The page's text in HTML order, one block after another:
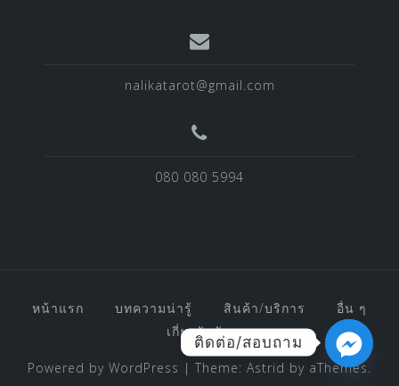
nalikatarot@gmail.com
080 080 5994
หน้าแรก บทความน่ารู้ สินค้า/บริการ
อื่น ๆ
เกี่ยวกับฉัน
Powered by WordPress | Theme: Astrid by aThemes.
ติดต่อ/สอบถาม